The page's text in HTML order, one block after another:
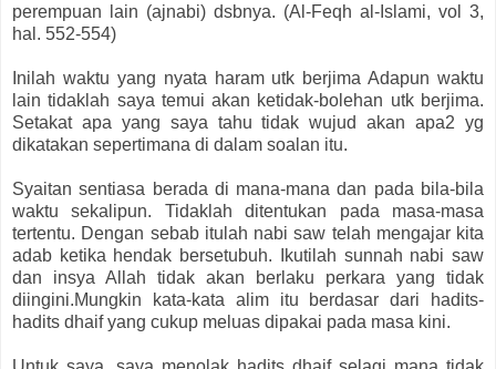
perempuan lain (ajnabi) dsbnya. (Al-Feqh al-Islami, vol 3,
hal. 552-554)
Inilah waktu yang nyata haram utk berjima Adapun waktu
lain tidaklah saya temui akan ketidak-bolehan utk berjima.
Setakat apa yang saya tahu tidak wujud akan apa2 yg
dikatakan sepertimana di dalam soalan itu.
Syaitan sentiasa berada di mana-mana dan pada bila-bila
waktu sekalipun. Tidaklah ditentukan pada masa-masa
tertentu. Dengan sebab itulah nabi saw telah mengajar kita
adab ketika hendak bersetubuh. Ikutilah sunnah nabi saw
dan insya Allah tidak akan berlaku perkara yang tidak
diingini.Mungkin kata-kata alim itu berdasar dari hadits-
hadits dhaif yang cukup meluas dipakai pada masa kini.